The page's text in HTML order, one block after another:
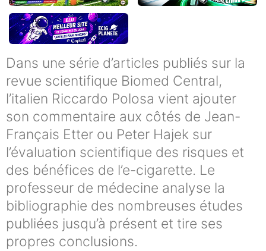
Dans une série d’articles publiés sur la
revue scientifique Biomed Central,
l’italien Riccardo Polosa vient ajouter
son commentaire aux côtés de Jean-
Français Etter ou Peter Hajek sur
l’évaluation scientifique des risques et
des bénéfices de l’e-cigarette. Le
professeur de médecine analyse la
bibliographie des nombreuses études
publiées jusqu’à présent et tire ses
propres conclusions.